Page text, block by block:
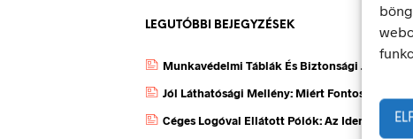
LEGUTÓBBI BEJEGYZÉSEK
Munkavédelmi Táblák És Biztonsági
Jól Láthatósági Mellény: Miért Fontos, Hogyan
Céges Logóval Ellátott Pólók: Az Identitás És